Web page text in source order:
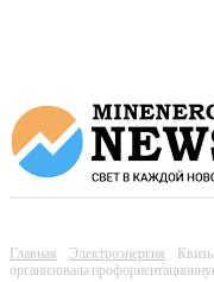
Главная Электроэнергия
организовала